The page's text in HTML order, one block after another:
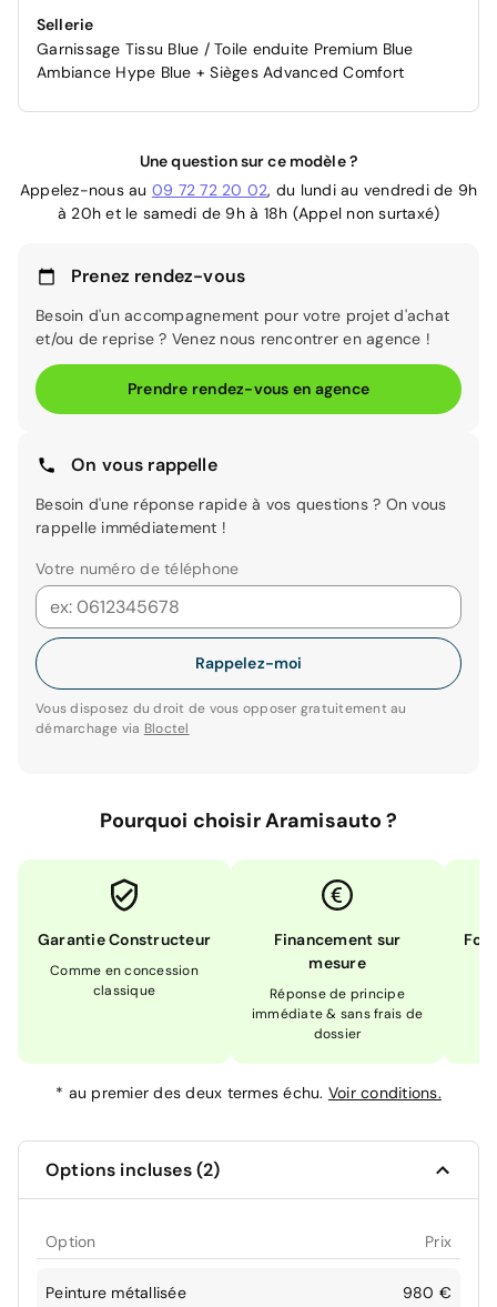
Sellerie
Garnissage Tissu Blue / Toile enduite Premium Blue
Ambiance Hype Blue + Sièges Advanced Comfort
Une question sur ce modèle ?
Appelez-nous au 09 72 72 20 02, du lundi au vendredi de 9h
à 20h et le samedi de 9h à 18h (Appel non surtaxé)
Prenez rendez-vous
Besoin d'un accompagnement pour votre projet d'achat
et/ou de reprise ? Venez nous rencontrer en agence !
Prendre rendez-vous en agence
On vous rappelle
Besoin d'une réponse rapide à vos questions ? On vous
rappelle immédiatement !
Votre numéro de téléphone
Rappelez-moi
Vous disposez du droit de vous opposer gratuitement au
démarchage via Bloctel
Pourquoi choisir Aramisauto ?
Garantie Constructeur
Comme en concession
classique
Financement sur
mesure
Réponse de principe
immédiate & sans frais de
dossier
* au premier des deux termes échu. Voir conditions.
Options incluses (2)
Option Prix
Peinture métallisée 980 €